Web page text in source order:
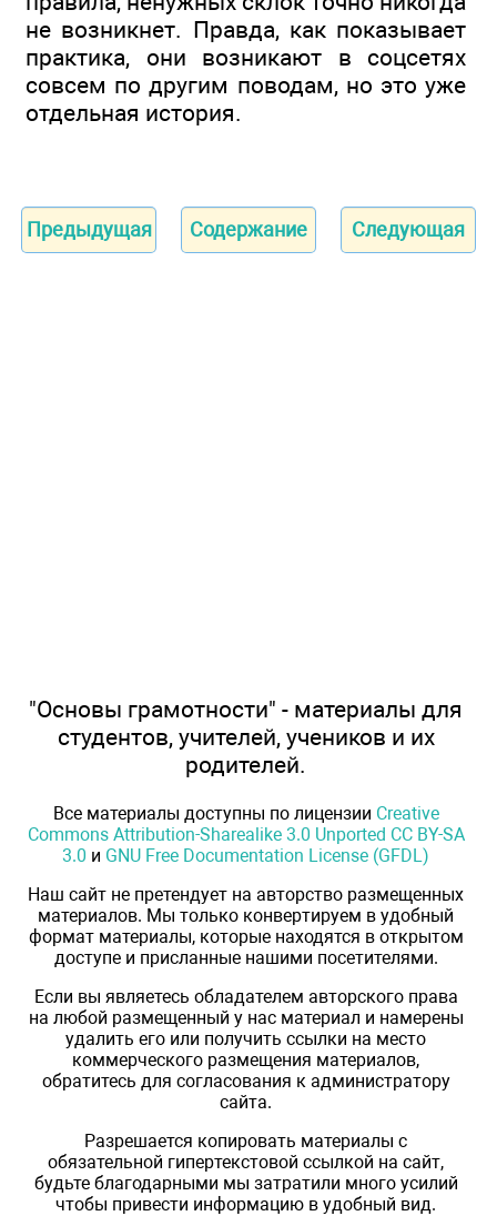
не возникнет. Правда, как показывает
практика, они возникают в соцсетях
совсем по другим поводам, но это уже
отдельная история.
Предыдущая Содержание Следующая
"Основы грамотности" - материалы для
студентов, учителей, учеников и их
родителей.
Все материалы доступны по лицензии Creative
Commons Attribution-Sharealike 3.0 Unported CC BY-SA
3.0 и GNU Free Documentation License (GFDL)
Наш сайт не претендует на авторство размещенных
материалов. Мы только конвертируем в удобный
формат материалы, которые находятся в открытом
доступе и присланные нашими посетителями.
Если вы являетесь обладателем авторского права
на любой размещенный у нас материал и намерены
удалить его или получить ссылки на место
коммерческого размещения материалов,
обратитесь для согласования к администратору
сайта.
Разрешается копировать материалы с
обязательной гипертекстовой ссылкой на сайт,
будьте благодарными мы затратили много усилий
чтобы привести информацию в удобный вид.